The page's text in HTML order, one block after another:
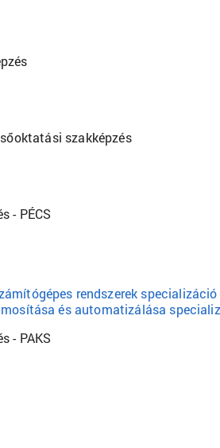
szakképzés
- PÉCS
rendszerek specializáció
és automatizálása
- PAKS